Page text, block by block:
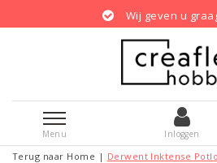
Wij geven u
Menu Inloggen
Terug naar Home | Derwent Inktense